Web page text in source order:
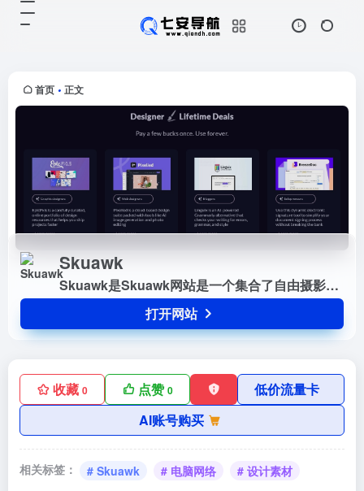
首页 • 正文
Skuawk
Skuawk是Skuawk网站是一个集合了自由摄影师拍摄并分享的公共领域摄影图片，任何人都可以下载和使用这些图片，主要图片分类有野生动物、景观、城市，人物、技术、静物等。
打开网站
收藏 0 点赞0
低价流量卡
AI账号购买
相关标签： # Skuawk # 电脑网络 # 设计素材
摄影图片，任何人都可以下载和使用
这些图片，主要图片分类有野生动
物、景观、城市，人物、技术...